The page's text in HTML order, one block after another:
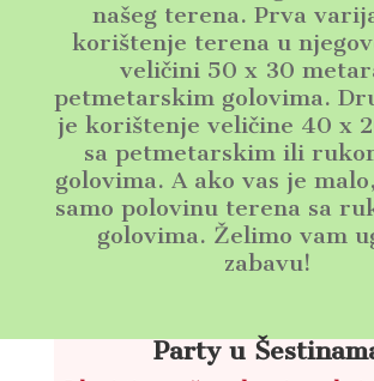
našeg terena. Prva
korištenje terena u
veličini 50 x 30
petmetarskim golovima.
je korištenje veličine 40 x
sa petmetarskim ili
golovima. A ako vas je
samo polovinu terena sa
golovima. Želimo vam
zabavu!
Party u